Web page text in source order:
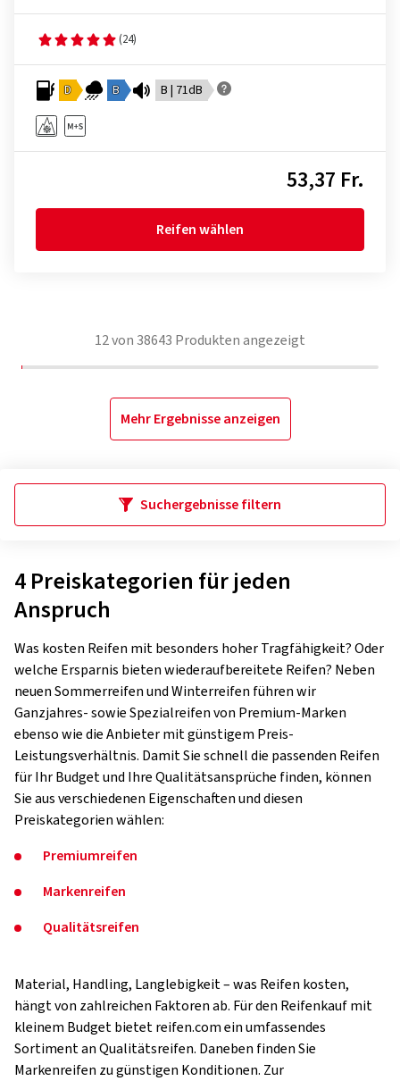
(24)
D B B | 71dB
53,37 Fr.
Reifen wählen
12von 38643 Produkten angezeigt
Mehr Ergebnisse anzeigen
Suchergebnisse filtern
4 Preiskategorien für jeden
Anspruch
Was kosten Reifen mit besonders hoher Tragfähigkeit? Oder
welche Ersparnis bieten wiederaufbereitete Reifen? Neben
neuen Sommerreifen und Winterreifen führen wir
Ganzjahres- sowie Spezialreifen von Premium-Marken
ebenso wie die Anbieter mit günstigem Preis-
Leistungsverhältnis. Damit Sie schnell die passenden Reifen
für Ihr Budget und Ihre Qualitätsansprüche finden, können
Sie aus verschiedenen Eigenschaften und diesen
Preiskategorien wählen:
Premiumreifen
Markenreifen
Qualitätsreifen
Material, Handling, Langlebigkeit – was Reifen kosten,
hängt von zahlreichen Faktoren ab. Für den Reifenkauf mit
kleinem Budget bietet reifen.com ein umfassendes
Sortiment an Qualitätsreifen. Daneben finden Sie
Markenreifen zu günstigen Konditionen. Zur